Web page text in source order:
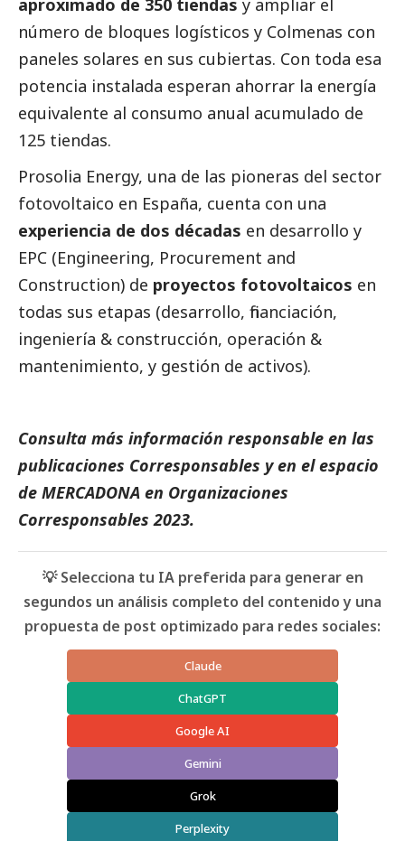
aproximado de 350 tiendas y ampliar el
número de bloques logísticos y Colmenas con
paneles solares en sus cubiertas. Con toda esa
potencia instalada esperan ahorrar la energía
equivalente al consumo anual acumulado de
125 tiendas.
Prosolia Energy, una de las pioneras del sector
fotovoltaico en España, cuenta con una
experiencia de dos décadas en desarrollo y
EPC (Engineering, Procurement and
Construction) de proyectos fotovoltaicos en
todas sus etapas (desarrollo, financiación,
ingeniería & construcción, operación &
mantenimiento, y gestión de activos).
Consulta más información responsable en las
publicaciones Corresponsables y en el espacio
de MERCADONA en Organizaciones
Corresponsables 2023.
💡 Selecciona tu IA preferida para generar en
segundos un análisis completo del contenido y una
propuesta de post optimizado para redes sociales:
Claude
ChatGPT
Google AI
Gemini
Grok
Perplexity